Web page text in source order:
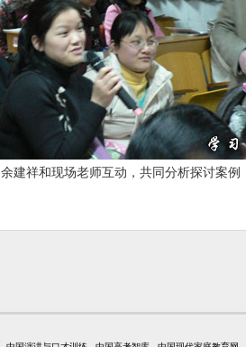
余建祥和现场老师互动，共同分析探讨案例